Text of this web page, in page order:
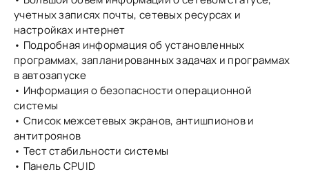
учетных записях почты, сетевых ресурсах и
настройках интернет
• Подробная информация об установленных
программах, запланированных задачах и программах
в автозапуске
• Информация о безопасности операционной
системы
• Список межсетевых экранов, антишпионов и
антитроянов
• Тест стабильности системы
• Панель CPUID